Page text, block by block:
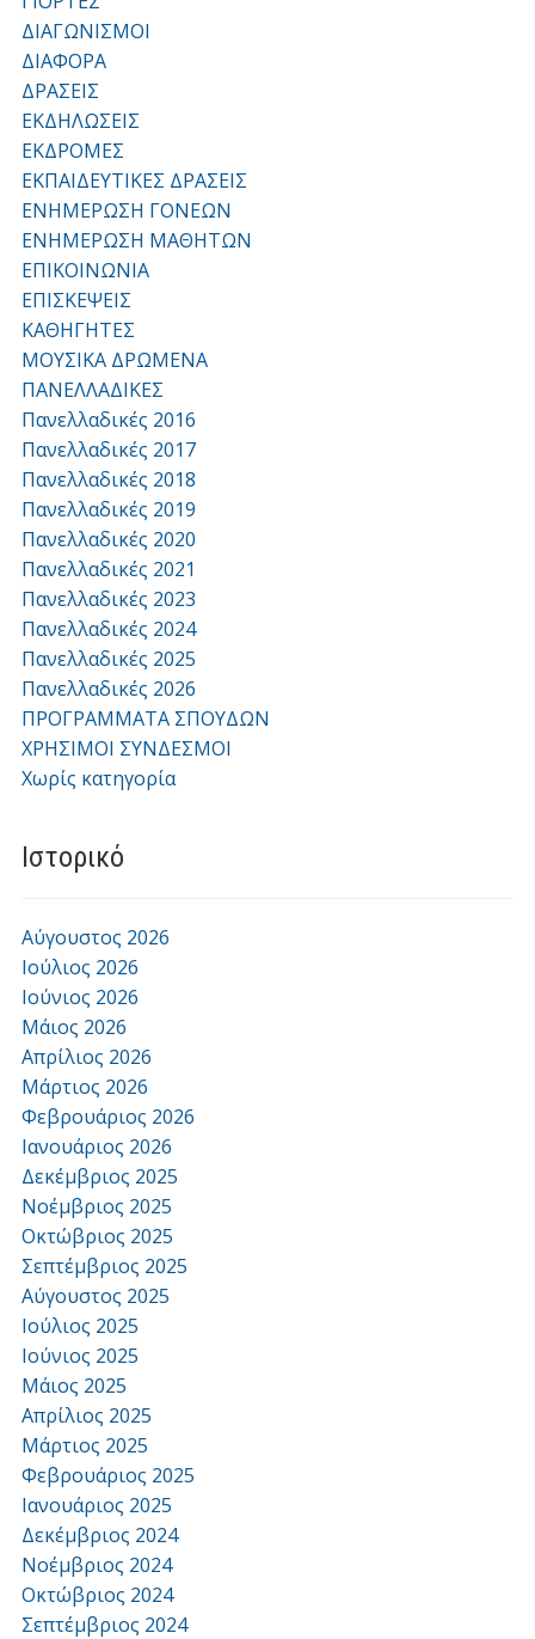
ΔΙΑΓΩΝΙΣΜΟΙ
ΔΙΑΦΟΡΑ
ΔΡΑΣΕΙΣ
ΕΚΔΗΛΩΣΕΙΣ
ΕΚΔΡΟΜΕΣ
ΕΚΠΑΙΔΕΥΤΙΚΕΣ ΔΡΑΣΕΙΣ
ΕΝΗΜΕΡΩΣΗ ΓΟΝΕΩΝ
ΕΝΗΜΕΡΩΣΗ ΜΑΘΗΤΩΝ
ΕΠΙΚΟΙΝΩΝΙΑ
ΕΠΙΣΚΕΨΕΙΣ
ΚΑΘΗΓΗΤΕΣ
ΜΟΥΣΙΚΑ ΔΡΩΜΕΝΑ
ΠΑΝΕΛΛΑΔΙΚΕΣ
Πανελλαδικές 2016
Πανελλαδικές 2017
Πανελλαδικές 2018
Πανελλαδικές 2019
Πανελλαδικές 2020
Πανελλαδικές 2021
Πανελλαδικές 2023
Πανελλαδικές 2024
Πανελλαδικές 2025
Πανελλαδικές 2026
ΠΡΟΓΡΑΜΜΑΤΑ ΣΠΟΥΔΩΝ
ΧΡΗΣΙΜΟΙ ΣΥΝΔΕΣΜΟΙ
Χωρίς κατηγορία
Ιστορικό
Αύγουστος 2026
Ιούλιος 2026
Ιούνιος 2026
Μάιος 2026
Απρίλιος 2026
Μάρτιος 2026
Φεβρουάριος 2026
Ιανουάριος 2026
Δεκέμβριος 2025
Νοέμβριος 2025
Οκτώβριος 2025
Σεπτέμβριος 2025
Αύγουστος 2025
Ιούλιος 2025
Ιούνιος 2025
Μάιος 2025
Απρίλιος 2025
Μάρτιος 2025
Φεβρουάριος 2025
Ιανουάριος 2025
Δεκέμβριος 2024
Νοέμβριος 2024
Οκτώβριος 2024
Σεπτέμβριος 2024